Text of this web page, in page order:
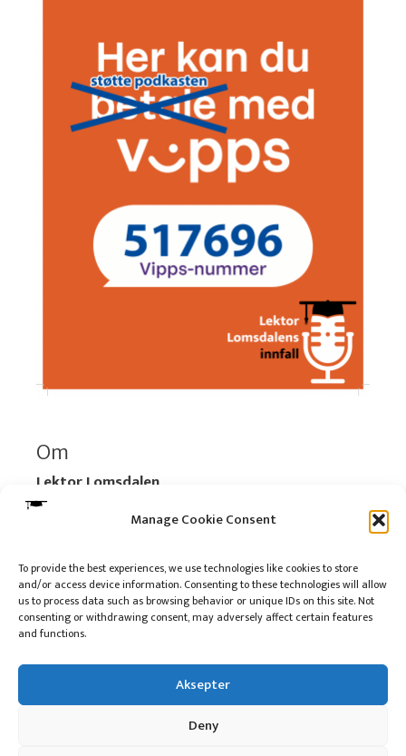
Manage Cookie Consent
To provide the best experiences, we use technologies like cookies to store
and/or access device information. Consenting to these technologies will allow
us to process data such as browsing behavior or unique IDs on this site. Not
consenting or withdrawing consent, may adversely affect certain features
and functions.
Aksepter
Deny
Om
Lektor Lomsdalen
Organisasjonsnummer:
920 712 312 MVA
Les mer:Om selskapet
Les mer:Om reklame på podkasten
Kontakt meg